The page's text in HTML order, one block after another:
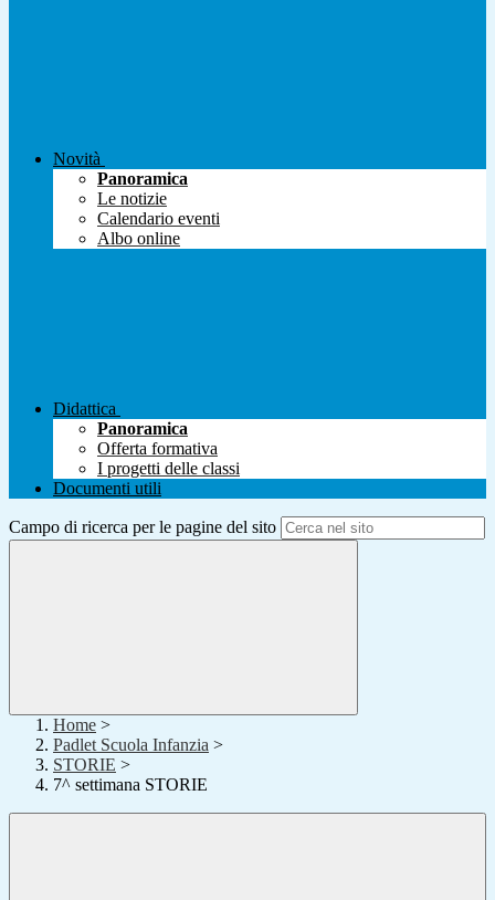
Novità
Panoramica
Le notizie
Calendario eventi
Albo online
Didattica
Panoramica
Offerta formativa
I progetti delle classi
Documenti utili
Campo di ricerca per le pagine del sito
Home >
Padlet Scuola Infanzia >
STORIE >
7^ settimana STORIE